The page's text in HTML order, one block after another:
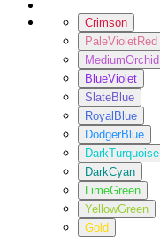
Crimson
PaleVioletRed
MediumOrchid
BlueViolet
SlateBlue
RoyalBlue
DodgerBlue
DarkTurquoise
DarkCyan
LimeGreen
YellowGreen
Gold